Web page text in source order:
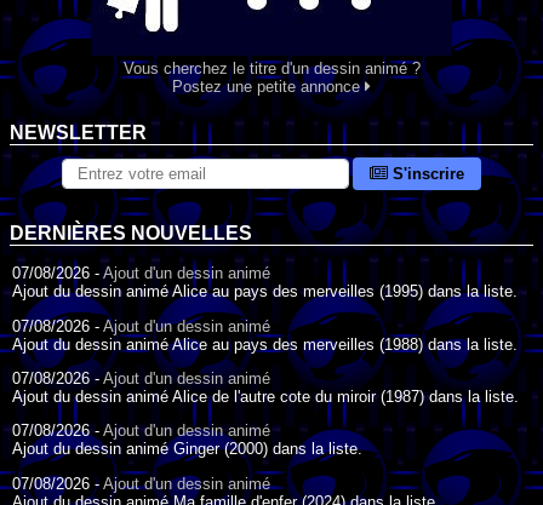
Vous cherchez le titre d'un dessin animé ?
Postez une petite annonce
NEWSLETTER
S'inscrire
DERNIÈRES NOUVELLES
07/08/2026 - Ajout d'un dessin animé
Ajout du dessin animé Alice au pays des merveilles (1995) dans la liste.
07/08/2026 - Ajout d'un dessin animé
Ajout du dessin animé Alice au pays des merveilles (1988) dans la liste.
07/08/2026 -Ajout d'un dessin animé
Ajout du dessin animé Alice de l'autre cote du miroir (1987) dans la liste.
07/08/2026 -Ajout d'un dessin animé
Ajout du dessin animé Ginger (2000) dans la liste.
07/08/2026 - Ajout d'un dessin animé